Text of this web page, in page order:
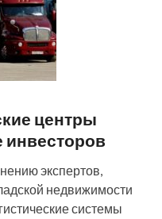
центры
экспертов,
недвижимости
системы